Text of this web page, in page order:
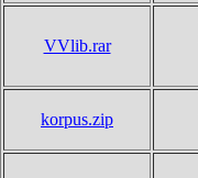
VVlib.rar
korpus.zip